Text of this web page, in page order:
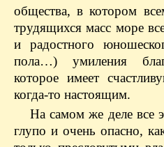
общества, в котором
трудящихся масс море
и радостного
пола…) умиления
которое имеет
когда-то настоящим.
На самом же деле все
глупо и очень опасно,